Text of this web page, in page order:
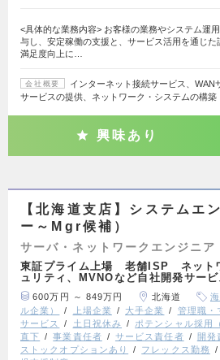
<具体的な業務内容> お客様の業務やシステム運
与し、安定稼働の支援と、サービス活用を通じた
満足度向上に…
会社概要
インターネット接続サービス、WAN
サービスの提供、ネットワーク・システムの構築
興味あり
【北海道支店】システムエ
ー～Mgr候補）
サーバ・ネットワークエンジニア
東証プライム上場 老舗ISP ネット
ュリティ、MVNOなど自社開発サー
600万円 ～ 849万円 北海道
ル企業）
上場企業 大手企業 管理職・
サービス
土日祝休み ポテンシャル採用
直下
事業責任者 サービス責任者 開発
ストックオプションあり
フレックス勤務